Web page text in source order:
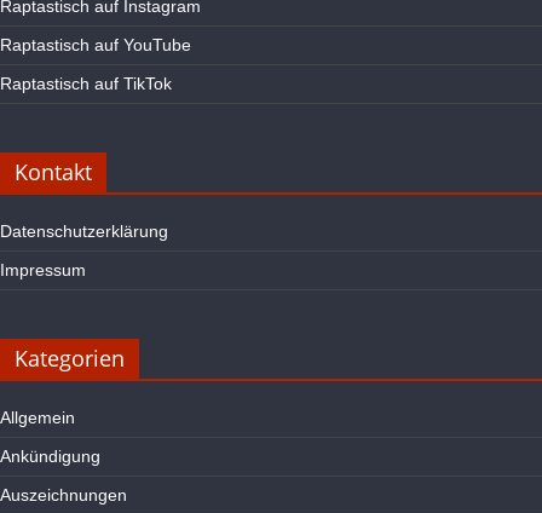
Raptastisch auf Instagram
Raptastisch auf YouTube
Raptastisch auf TikTok
Kontakt
Datenschutzerklärung
Impressum
Kategorien
Allgemein
Ankündigung
Auszeichnungen